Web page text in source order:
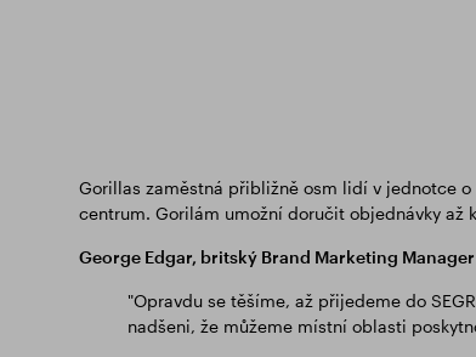
Gorillas zaměstná přibližně osm lidí v jednotce
centrum. Gorilám umožní doručit objednávky až
George Edgar, britský Brand Marketing
"Opravdu se těšíme, až přijedeme do
nadšeni, že můžeme místní oblasti